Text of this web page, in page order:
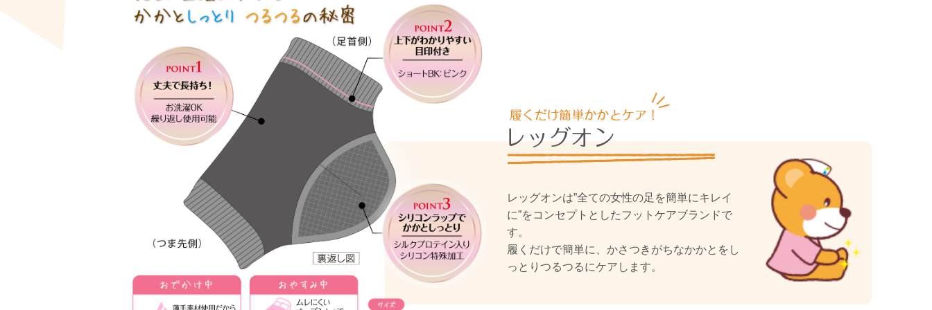
レッグオンは”全ての女性の足を簡単にキレイ
に”をコンセプトとしたフットケアブランドで
す。
履くだけで簡単に、かさつきがちなかかとをし
っとりつるつるにケアします。